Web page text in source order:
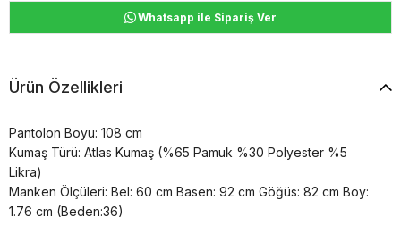
Whatsapp ile Sipariş Ver
Ürün Özellikleri
Pantolon Boyu: 108 cm
Kumaş Türü: Atlas Kumaş (%65 Pamuk %30 Polyester %5
Likra)
Manken Ölçüleri: Bel: 60 cm Basen: 92 cm Göğüs: 82 cm Boy:
1.76 cm (Beden:36)